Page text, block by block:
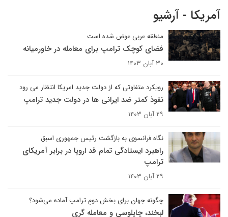
آمریکا - آرشیو
منطقه عربی عوض شده است
فضای کوچک ترامپ برای معامله در خاورمیانه
۳۰ آبان ۱۴۰۳
رویکرد متفاوتی که از دولت جدید امریکا انتظار می رود
نفوذ کمتر ضد ایرانی ها در دولت جدید ترامپ
۲۹ آبان ۱۴۰۳
نگاه فرانسوی به بازگشت رئیس جمهوری اسبق
راهبرد ایستادگی تمام قد اروپا در برابر آمریکای
ترامپ
۲۹ آبان ۱۴۰۳
چگونه جهان برای بخش دومِ ترامپ آماده می‌شود؟
لبخند، چاپلوسی و معامله گری